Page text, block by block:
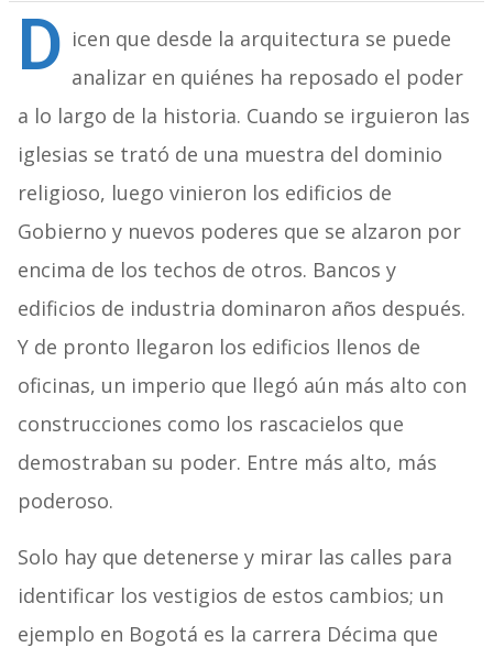
D icen que desde la arquitectura se puede
analizar en quiénes ha reposado el poder
a lo largo de la historia. Cuando se irguieron las
iglesias se trató de una muestra del dominio
religioso, luego vinieron los edificios de
Gobierno y nuevos poderes que se alzaron por
encima de los techos de otros. Bancos y
edificios de industria dominaron años después.
Y de pronto llegaron los edificios llenos de
oficinas, un imperio que llegó aún más alto con
construcciones como los rascacielos que
demostraban su poder. Entre más alto, más
poderoso.
Solo hay que detenerse y mirar las calles para
identificar los vestigios de estos cambios; un
ejemplo en Bogotá es la carrera Décima que